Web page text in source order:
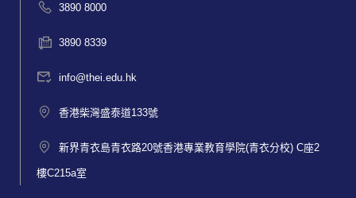
3890 8000
3890 8339
info@thei.edu.hk
香港柴灣盛泰道133號
新界青衣島青衣路20號香港專業教育學院(青衣分校) C座2
樓C215a室